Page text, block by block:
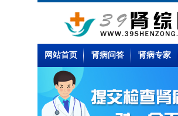
网站首页 肾病问答 肾病专家